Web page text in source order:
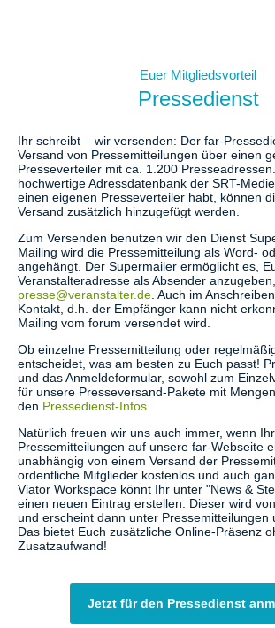
Euer Mitgliedsvorteil
Pressedienst
Ihr schreibt – wir versenden: Der far-
Versand von Pressemitteilungen über einen
Presseverteiler mit ca. 1.200
hochwertige Adressdatenbank der SRT-
einen eigenen Presseverteiler habt, können
Versand zusätzlich hinzugefügt werden.
Zum Versenden benutzen wir den Dienst
Mailing wird die Pressemitteilung als Word-
angehängt. Der Supermailer ermöglicht es,
Veranstalteradresse als Absender
presse@veranstalter.de . Auch im
Kontakt, d.h. der Empfänger kann nicht
Mailing vom forum versendet wird.
Ob einzelne Pressemitteilung oder
entscheidet, was am besten zu Euch passt!
und das Anmeldeformular, sowohl zum
für unsere Presseversand-Pakete mit
den Pressedienst-Infos
Natürlich freuen wir uns auch immer, wenn
Pressemitteilungen auf unsere far-Webseite
unabhängig von einem Versand der
ordentliche Mitglieder kostenlos und auch
Viator Workspace könnt Ihr unter "News &
einen neuen Eintrag erstellen. Dieser wird
und erscheint dann unter Pressemitteilungen
Das bietet Euch zusätzliche Online-Präsenz
Zusatzaufwand!
Jetzt für den Pressedienst